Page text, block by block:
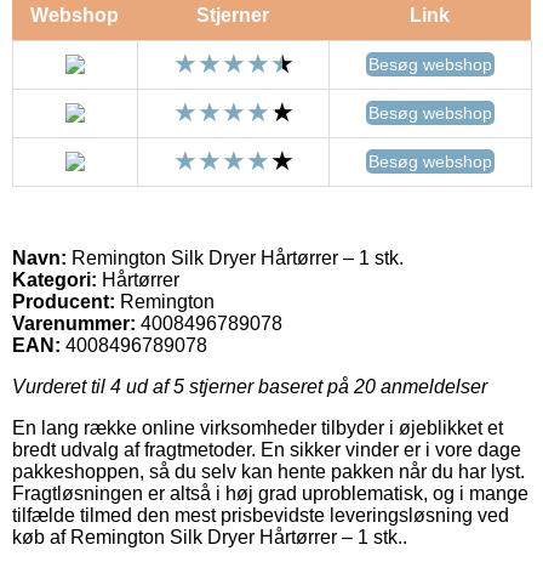
Webshop Stjerner Link
Besøg webshop
Besøg webshop
Besøg webshop
Navn: Remington Silk Dryer Hårtørrer – 1 stk.
Kategori: Hårtørrer
Producent: Remington
Varenummer: 4008496789078
EAN: 4008496789078
Vurderet til 4 ud af 5 stjerner baseret på 20 anmeldelser
En lang række online virksomheder tilbyder i øjeblikket et
bredt udvalg af fragtmetoder. En sikker vinder er i vore dage
pakkeshoppen, så du selv kan hente pakken når du har lyst.
Fragtløsningen er altså i høj grad uproblematisk, og i mange
tilfælde tilmed den mest prisbevidste leveringsløsning ved
køb af Remington Silk Dryer Hårtørrer – 1 stk..